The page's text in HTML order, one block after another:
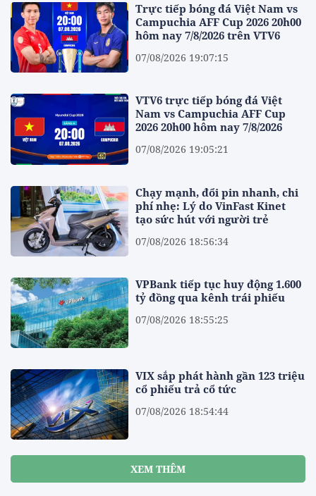
Trực tiếp bóng đá Việt Nam vs
Campuchia AFF Cup 2026 20h00
hôm nay 7/8/2026 trên VTV6
07/08/2026 19:07:15
VTV6 trực tiếp bóng đá Việt
Nam vs Campuchia AFF Cup
2026 20h00 hôm nay 7/8/2026
07/08/2026 19:05:21
Chạy mạnh, đổi pin nhanh, chi
phí nhẹ: Lý do VinFast Kinet
tạo sức hút với người trẻ
07/08/2026 18:56:34
VPBank tiếp tục huy động 1.600
tỷ đồng qua kênh trái phiếu
07/08/2026 18:55:25
VIX sắp phát hành gần 123 triệu
cổ phiếu trả cổ tức
07/08/2026 18:54:44
XEM THÊM